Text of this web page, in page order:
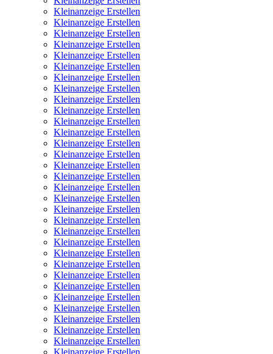
Kleinanzeige Erstellen
Kleinanzeige Erstellen
Kleinanzeige Erstellen
Kleinanzeige Erstellen
Kleinanzeige Erstellen
Kleinanzeige Erstellen
Kleinanzeige Erstellen
Kleinanzeige Erstellen
Kleinanzeige Erstellen
Kleinanzeige Erstellen
Kleinanzeige Erstellen
Kleinanzeige Erstellen
Kleinanzeige Erstellen
Kleinanzeige Erstellen
Kleinanzeige Erstellen
Kleinanzeige Erstellen
Kleinanzeige Erstellen
Kleinanzeige Erstellen
Kleinanzeige Erstellen
Kleinanzeige Erstellen
Kleinanzeige Erstellen
Kleinanzeige Erstellen
Kleinanzeige Erstellen
Kleinanzeige Erstellen
Kleinanzeige Erstellen
Kleinanzeige Erstellen
Kleinanzeige Erstellen
Kleinanzeige Erstellen
Kleinanzeige Erstellen
Kleinanzeige Erstellen
Kleinanzeige Erstellen
Kleinanzeige Erstellen